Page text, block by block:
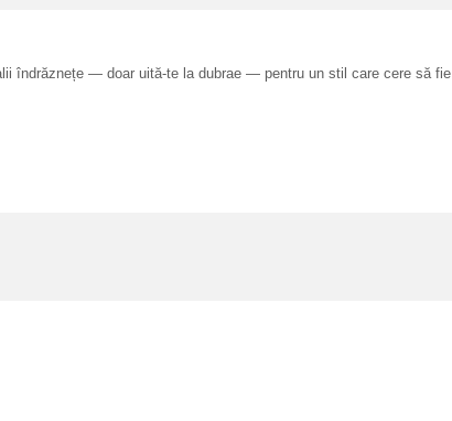
îndrăznețe — doar uită‑te la dubrae — pentru un stil care cere să